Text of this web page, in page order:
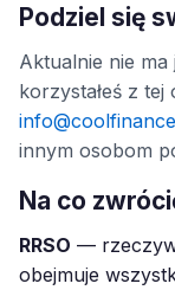
Podziel się
Aktualnie nie
korzystałeś z
innym osobom
Na co
RRSO —
obejmuje